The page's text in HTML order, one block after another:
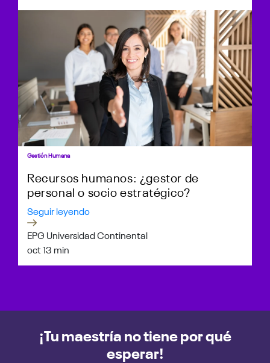
Gestión Humana
Recursos humanos: ¿gestor de
personal o socio estratégico?
Seguir leyendo
EPG Universidad Continental
oct 13 min
¡Tu maestría no tiene por qué
esperar!